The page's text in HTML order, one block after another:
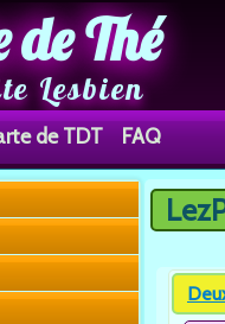
de Thé
Lesbien
de TDT FAQ
Vous